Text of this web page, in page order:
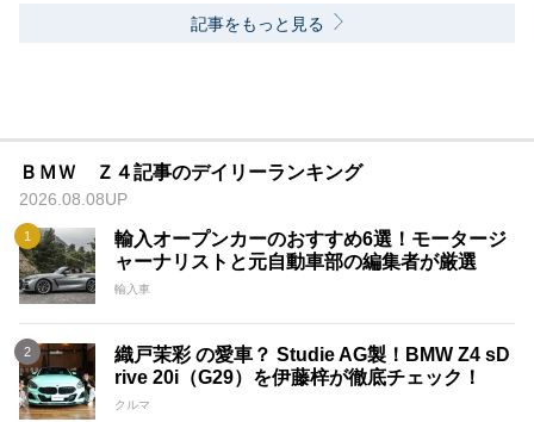
記事をもっと見る
ＢＭＷ Ｚ４記事のデイリーランキング
2026.08.08UP
輸入オープンカーのおすすめ6選！モータージ
ャーナリストと元自動車部の編集者が厳選
輸入車
織戸茉彩 の愛車？ Studie AG製！BMW Z4 sD
rive 20i（G29）を伊藤梓が徹底チェック！
クルマ